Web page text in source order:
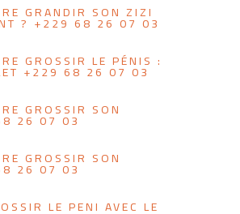
GRANDIR SON ZIZI
? +229 68 26 07 03
GROSSIR LE PÉNIS :
+229 68 26 07 03
GROSSIR SON
26 07 03
GROSSIR SON
26 07 03
LE PENI AVEC LE